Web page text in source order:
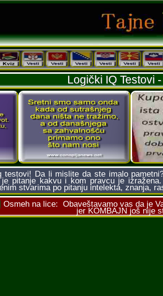
Logički IQ Testovi
Da li mislite da ste imalo pametni?
je pitanje kakvu i kom pravcu je
stvarima po pitanju intelekta, znanja,
Osmeh na lice: Obaveštavamo vas da je
jer KOMBAJN još nije